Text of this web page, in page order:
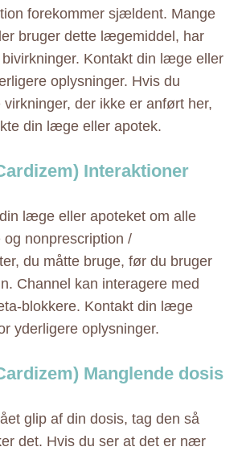
forekommer sjældent. Mange
bruger dette lægemiddel, har
Kontakt din læge eller
oplysninger. Hvis du
der ikke er anført her,
din læge eller apotek.
Interaktioner
læge eller apoteket om alle
og nonprescription /
du måtte bruge, før du bruger
Channel kan interagere med
blokkere. Kontakt din læge
yderligere oplysninger.
Manglende dosis
glip af din dosis, tag den så
det. Hvis du ser at det er nær